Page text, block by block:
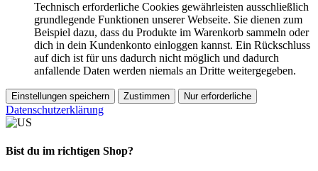
Technisch erforderliche Cookies gewährleisten ausschließlich
grundlegende Funktionen unserer Webseite. Sie dienen zum
Beispiel dazu, dass du Produkte im Warenkorb sammeln oder
dich in dein Kundenkonto einloggen kannst. Ein Rückschluss
auf dich ist für uns dadurch nicht möglich und dadurch
anfallende Daten werden niemals an Dritte weitergegeben.
Einstellungen speichern Zustimmen Nur erforderliche
Datenschutzerklärung
Bist du im richtigen Shop?